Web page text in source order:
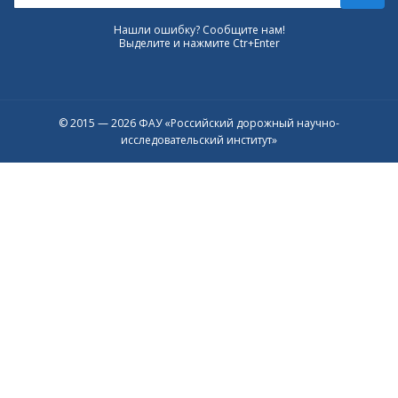
Нашли ошибку? Сообщите нам!
Выделите и нажмите Ctr+Enter
© 2015 — 2026 ФАУ «Российский дорожный научно-
исследовательский институт»